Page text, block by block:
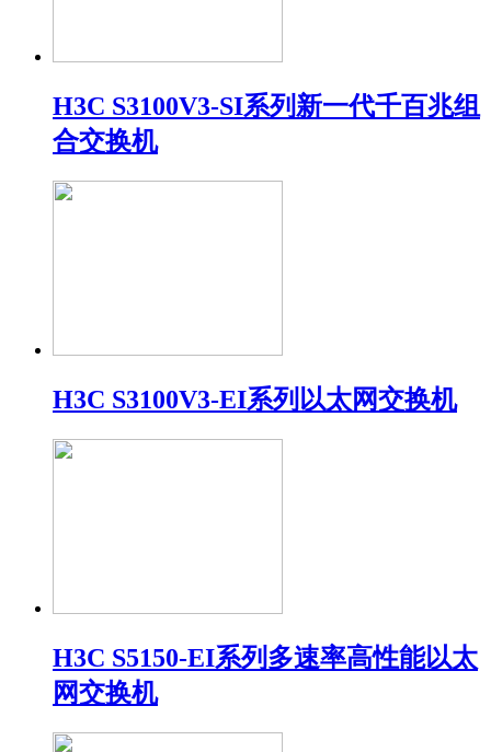
H3C S3100V3-SI系列新一代千百兆组
合交换机
H3C S3100V3-EI系列以太网交换机
H3C S5150-EI系列多速率高性能以太
网交换机